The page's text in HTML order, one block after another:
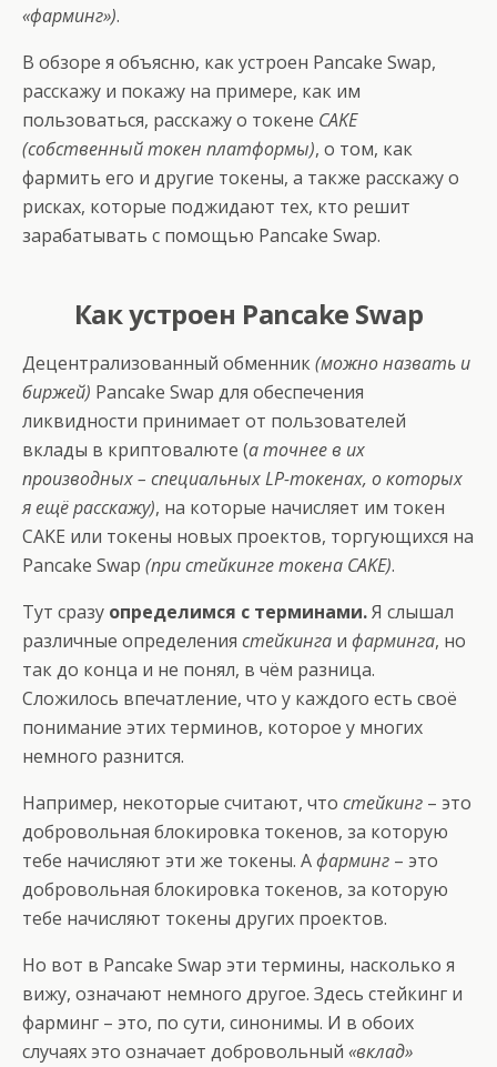
«фарминг»).
В обзоре я объясню, как устроен Pancake Swap,
расскажу и покажу на примере, как им
пользоваться, расскажу о токене CAKE
(собственный токен платформы), о том, как
фармить его и другие токены, а также расскажу о
рисках, которые поджидают тех, кто решит
зарабатывать с помощью Pancake Swap.
Как устроен Pancake Swap
Децентрализованный обменник(можно назвать и
биржей) Pancake Swap для обеспечения
ликвидности принимает от пользователей
вклады в криптовалюте (а точнее в их
производных – специальных LP-токенах, о которых
я ещё расскажу), на которые начисляет им токен
CAKE или токены новых проектов, торгующихся на
Pancake Swap (при стейкинге токена CAKE).
Тут сразу определимся с терминами.Я слышал
различные определения стейкинга и фарминга, но
так до конца и не понял, в чём разница.
Сложилось впечатление, что у каждого есть своё
понимание этих терминов, которое у многих
немного разнится.
Например, некоторые считают, что стейкинг – это
добровольная блокировка токенов, за которую
тебе начисляют эти же токены. Афарминг – это
добровольная блокировка токенов, за которую
тебе начисляют токены других проектов.
Но вот в Pancake Swap эти термины, насколько я
вижу, означают немного другое. Здесь стейкинг и
фарминг – это, по сути, синонимы. И в обоих
случаях это означает добровольный «вклад»